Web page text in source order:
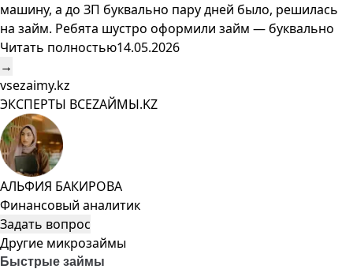
машину, а до ЗП буквально пару дней было, решилась
на займ. Ребята шустро оформили займ — буквально
Читать полностью14.05.2026
→
vsezaimy.kz
ЭКСПЕРТЫ ВСЕZAЙМЫ.KZ
АЛЬФИЯ БАКИРОВА
Финансовый аналитик
Задать вопрос
Другие микрозаймы
Быстрые займы